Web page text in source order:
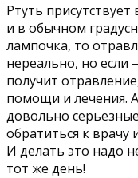
Ртуть
и в обычном
лампочка, то
нереально, но если
получит
помощи и лечения.
довольно
обратиться к врачу
И делать это надо
тот же день!